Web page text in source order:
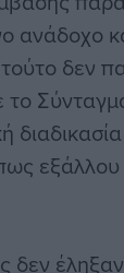
ανάδοχο
δεν
εξάλλου
δεν